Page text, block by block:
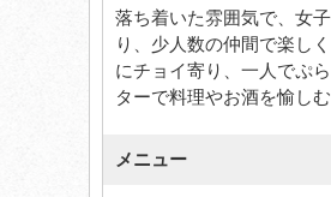
落ち着いた雰囲気で、女
り、少人数の仲間で楽し
にチョイ寄り、一人でぷ
ターで料理やお酒を愉しむ
メニュー